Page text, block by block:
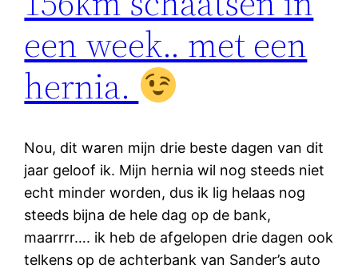
een week.. met een
hernia.
Nou, dit waren mijn drie beste dagen van dit
jaar geloof ik. Mijn hernia wil nog steeds niet
echt minder worden, dus ik lig helaas nog
steeds bijna de hele dag op de bank,
maarrrr…. ik heb de afgelopen drie dagen ook
telkens op de achterbank van Sander’s auto